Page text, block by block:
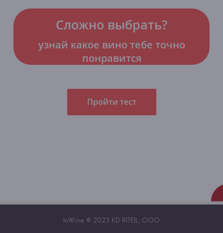
Сложно выбрать?
узнай какое вино тебе точно
понравится
Пройти тест
InWine © 2023 KD RITEIL, OOO